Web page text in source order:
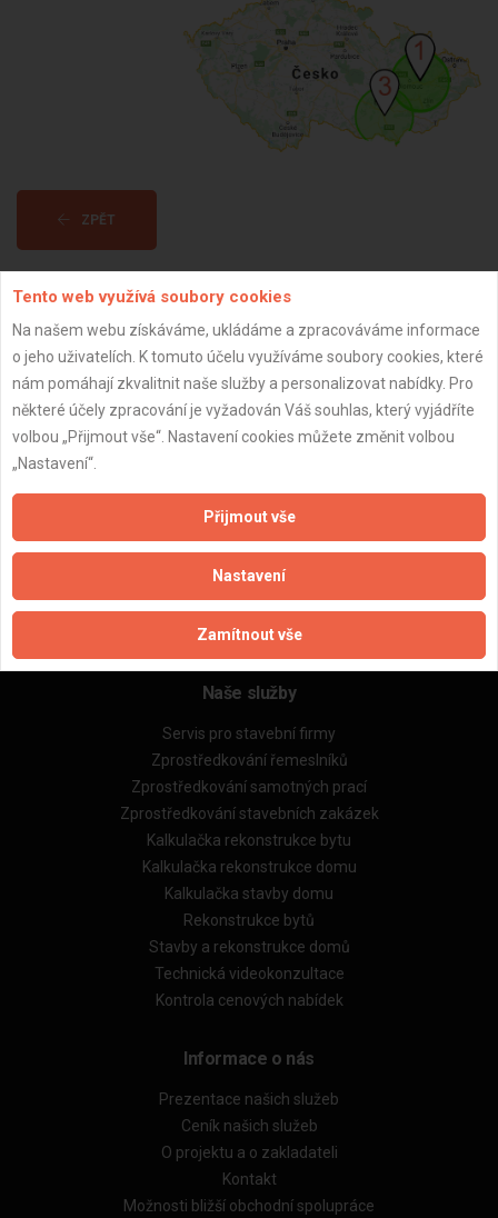
ZPĚT
Aktualizováno z portálu ARES dne 01.01.2024 13:30:15
Důležité informace
Zásady pro používání souborů cookie
Obchodní podmínky (zprostředkování)
Obchodní podmínky (rozpočtování)
Reference
Naše excelové tabulky online
Naše služby
Servis pro stavební firmy
Zprostředkování řemeslníků
Zprostředkování samotných prací
Zprostředkování stavebních zakázek
Kalkulačka rekonstrukce bytu
Kalkulačka rekonstrukce domu
Kalkulačka stavby domu
Rekonstrukce bytů
Stavby a rekonstrukce domů
Technická videokonzultace
Kontrola cenových nabídek
Informace o nás
Prezentace našich služeb
Ceník našich služeb
O projektu a o zakladateli
Kontakt
Možnosti bližší obchodní spolupráce
Tento web využívá soubory cookies
Na našem webu získáváme, ukládáme a zpracováváme informace
o jeho uživatelích. K tomuto účelu využíváme soubory cookies, které
nám pomáhají zkvalitnit naše služby a personalizovat nabídky. Pro
některé účely zpracování je vyžadován Váš souhlas, který vyjádříte
volbou „Přijmout vše“. Nastavení cookies můžete změnit volbou
„Nastavení“.
Přijmout vše
Nastavení
Zamítnout vše